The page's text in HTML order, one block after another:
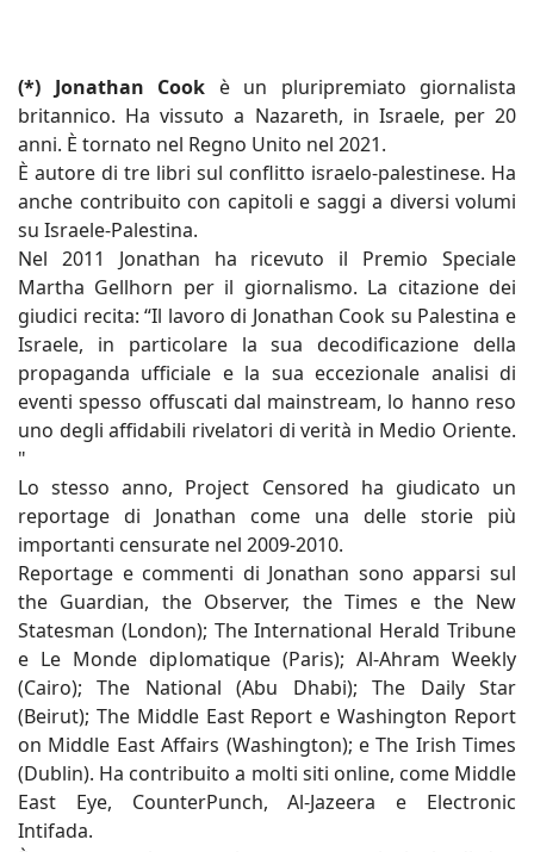
(*) Jonathan Cook è un pluripremiato giornalista
britannico. Ha vissuto a Nazareth, in Israele, per 20
anni. È tornato nel Regno Unito nel 2021.
È autore di tre libri sul conflitto israelo-palestinese. Ha
anche contribuito con capitoli e saggi a diversi volumi
su Israele-Palestina.
Nel 2011 Jonathan ha ricevuto il Premio Speciale
Martha Gellhorn per il giornalismo. La citazione dei
giudici recita: “Il lavoro di Jonathan Cook su Palestina e
Israele, in particolare la sua decodificazione della
propaganda ufficiale e la sua eccezionale analisi di
eventi spesso offuscati dal mainstream, lo hanno reso
uno degli affidabili rivelatori di verità in Medio Oriente.
"
Lo stesso anno, Project Censored ha giudicato un
reportage di Jonathan come una delle storie più
importanti censurate nel 2009-2010.
Reportage e commenti di Jonathan sono apparsi sul
the Guardian, the Observer, the Times e the New
Statesman (London); The International Herald Tribune
e Le Monde diplomatique (Paris); Al-Ahram Weekly
(Cairo); The National (Abu Dhabi); The Daily Star
(Beirut); The Middle East Report e Washington Report
on Middle East Affairs (Washington); e The Irish Times
(Dublin). Ha contribuito a molti siti online, come Middle
East Eye, CounterPunch, Al-Jazeera e Electronic
Intifada.